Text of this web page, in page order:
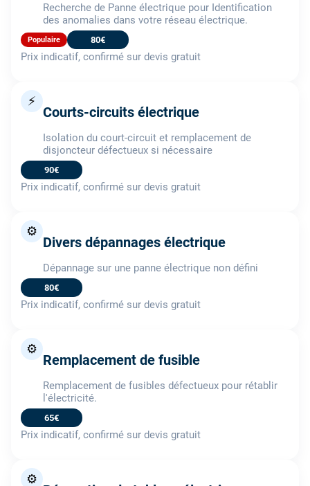
Recherche de Panne électrique pour Identification
des anomalies dans votre réseau électrique.
Populaire 80€
Prix indicatif, confirmé sur devis gratuit
⚡
Courts-circuits électrique
Isolation du court-circuit et remplacement de
disjoncteur défectueux si nécessaire
90€
Prix indicatif, confirmé sur devis gratuit
⚙️
Divers dépannages électrique
Dépannage sur une panne électrique non défini
80€
Prix indicatif, confirmé sur devis gratuit
⚙️
Remplacement de fusible
Remplacement de fusibles défectueux pour rétablir
l'électricité.
65€
Prix indicatif, confirmé sur devis gratuit
⚙️